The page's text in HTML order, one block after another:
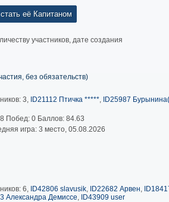
её Капитаном
участников, дате создания
без обязательств)
3, ID21112 Птичка *****, ID25987
Побед: 0 Баллов: 84.63
игра: 3 место, 05.08.2026
6, ID42806 slavusik, ID22682 Арвен,
Александра Демиссе, ID43909 user